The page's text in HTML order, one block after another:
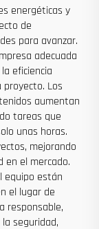
energéticas y
de
para avanzar.
adecuada
eficiencia
Los
aumentan
tareas que
unas horas.
mejorando
el mercado.
equipo están
el lugar de
responsable,
seguridad,